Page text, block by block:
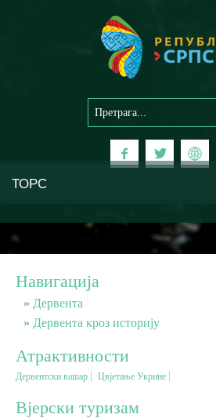
ТОРС
Планински туризам
Бањски туризам
Навигација
Дервента
Дервента кроз историју
Атрактивности
Дервентски вашар Цвјетање Укрине
Вјерски туризам